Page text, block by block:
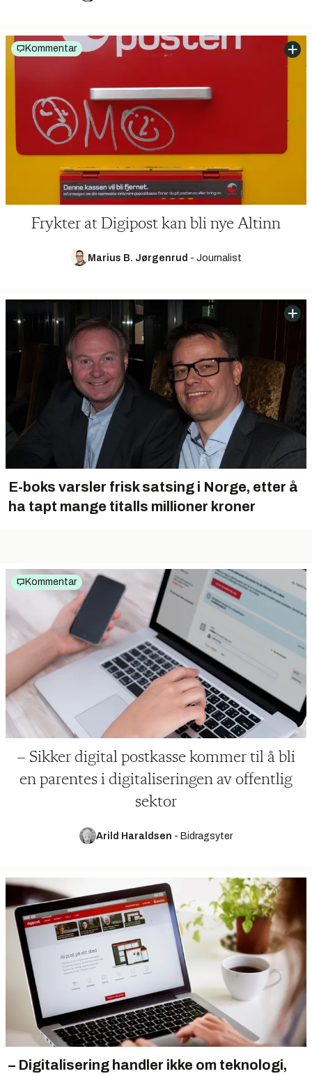
Kommentar
Frykter at Digipost kan bli nye Altinn
Marius B. Jørgenrud - Journalist
E-boks varsler frisk satsing i Norge, etter å
ha tapt mange titalls millioner kroner
Kommentar
– Sikker digital postkasse kommer til å bli
en parentes i digitaliseringen av offentlig
sektor
Arild Haraldsen - Bidragsyter
– Digitalisering handler ikke om teknologi,